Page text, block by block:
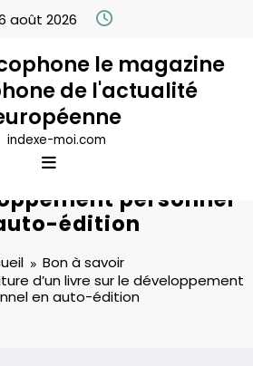
août 2026
le magazine
de l'actualité
indexe-moi.com
l’écriture d’un livre
personnel
édition
Bon à savoir
d’un livre sur le développement
en auto-édition